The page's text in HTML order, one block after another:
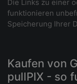
Die Links zu einer
funktionieren
Speicherung Ihrer
Kaufen von
pullPIX - so